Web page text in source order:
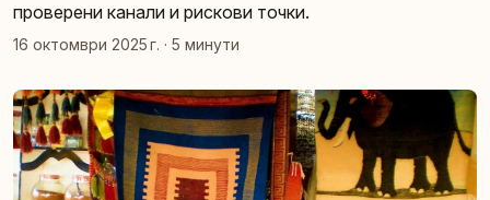
проверени канали и рискови точки.
16 октомври 2025 г. · 5 минути